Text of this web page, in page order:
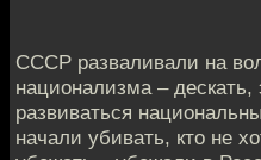
СССР разваливали на
национализма –
развиваться
начали убивать, кто не